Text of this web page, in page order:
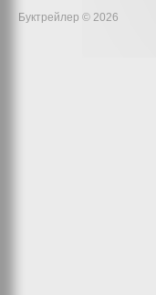
Буктрейлер © 2026